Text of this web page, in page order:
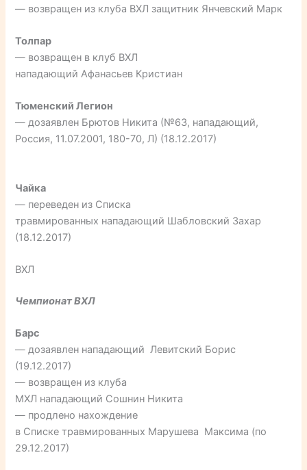
— возвращен из клуба ВХЛ защитник Янчевский Марк
Толпар
— возвращен в клуб ВХЛ
нападающий Афанасьев Кристиан
Тюменский Легион
— дозаявлен Брютов Никита (№63, нападающий,
Россия, 11.07.2001, 180-70, Л) (18.12.2017)
Чайка
— переведен из Списка
травмированных нападающий Шабловский Захар
(18.12.2017)
ВХЛ
Чемпионат ВХЛ
Барс
— дозаявлен нападающий Левитский Борис
(19.12.2017)
— возвращен из клуба
МХЛ нападающий Сошнин Никита
— продлено нахождение
в Списке травмированных Марушева Максима (по
29.12.2017)